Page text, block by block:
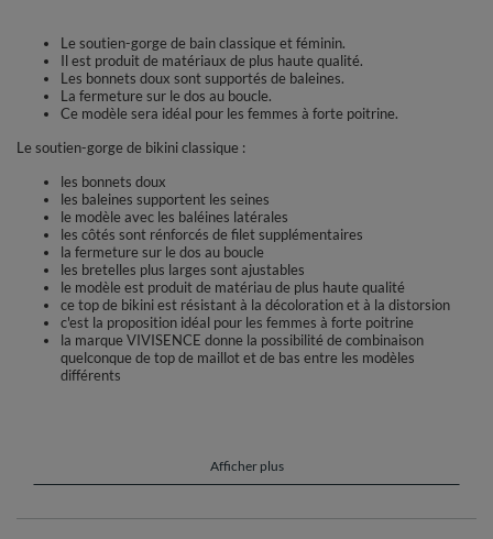
Le soutien-gorge de bain classique et féminin.
Il est produit de matériaux de plus haute qualité.
Les bonnets doux sont supportés de baleines.
La fermeture sur le dos au boucle.
Ce modèle sera idéal pour les femmes à forte poitrine.
Le soutien-gorge de bikini classique :
les bonnets doux
les baleines supportent les seines
le modèle avec les baléines latérales
les côtés sont rénforcés de filet supplémentaires
la fermeture sur le dos au boucle
les bretelles plus larges sont ajustables
le modèle est produit de matériau de plus haute qualité
ce top de bikini est résistant à la décoloration et à la distorsion
c'est la proposition idéal pour les femmes à forte poitrine
la marque VIVISENCE donne la possibilité de combinaison
quelconque de top de maillot et de bas entre les modèles
différents
Afficher plus